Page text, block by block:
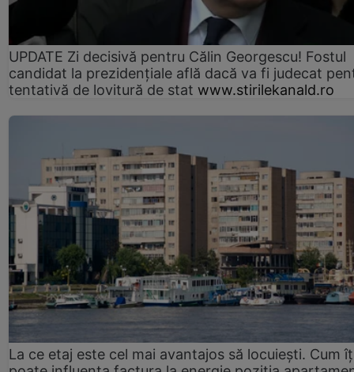
UPDATE Zi decisivă pentru Călin Georgescu! Fostul
candidat la prezidențiale află dacă va fi judecat
tentativă de lovitură de stat www.stirilekanald.ro
La ce etaj este cel mai avantajos să locuiești. Cum